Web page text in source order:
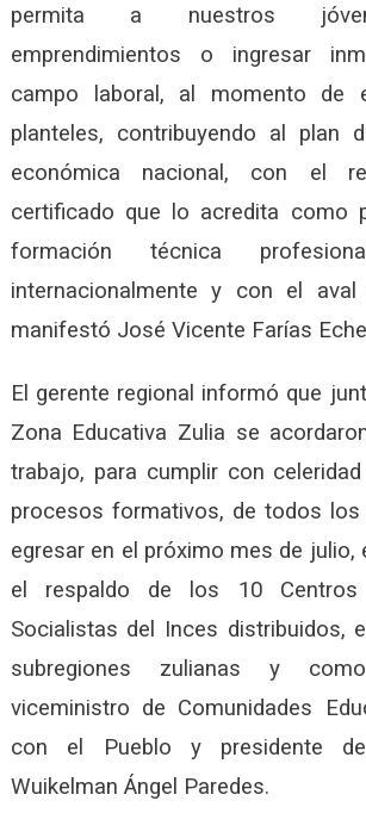
permita a nuestros
emprendimientos o ingresar
campo laboral, al momento de
planteles, contribuyendo al plan
económica nacional, con el
certificado que lo acredita como
formación técnica
internacionalmente y con el aval
manifestó José Vicente Farías
El gerente regional informó que
Zona Educativa Zulia se
trabajo, para cumplir con
procesos formativos, de todos
egresar en el próximo mes de julio,
el respaldo de los 10 Centros
Socialistas del Inces distribuidos,
subregiones zulianas y
viceministro de Comunidades
con el Pueblo y presidente
Wuikelman Ángel Paredes.